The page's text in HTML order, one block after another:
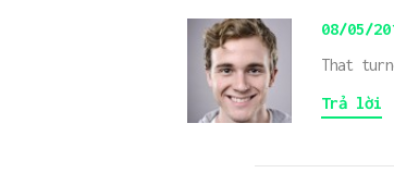
08/05/
That
Trả lời